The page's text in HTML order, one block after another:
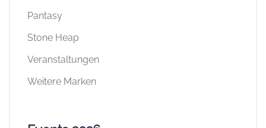
Pantasy
Stone Heap
Veranstaltungen
Weitere Marken